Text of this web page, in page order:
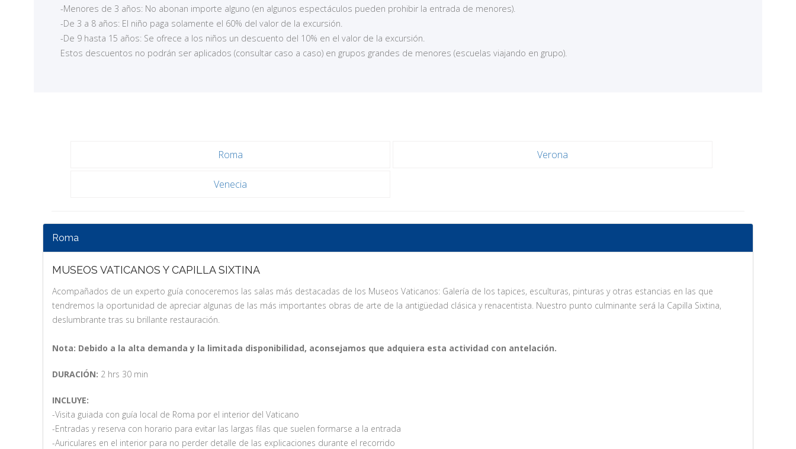
-Menores de 3 años: No abonan importe alguno (en algunos espectáculos pueden prohibir la entrada de menores).
-De 3 a 8 años: El niño paga solamente el 60% del valor de la excursión.
-De 9 hasta 15 años: Se ofrece a los niños un descuento del 10% en el valor de la excursión.
Estos descuentos no podrán ser aplicados (consultar caso a caso) en grupos grandes de menores (escuelas viajando en grupo).
Roma Verona
Venecia
Roma
MUSEOS VATICANOS Y CAPILLA SIXTINA
Acompañados de un experto guía conoceremos las salas más destacadas de los Museos Vaticanos: Galería de los tapices, esculturas, pinturas y otras estancias en las que
tendremos la oportunidad de apreciar algunas de las más importantes obras de arte de la antigüedad clásica y renacentista. Nuestro punto culminante será la Capilla Sixtina,
deslumbrante tras su brillante restauración.
Nota: Debido a la alta demanda y la limitada disponibilidad, aconsejamos que adquiera esta actividad con antelación.
DURACIÓN: 2 hrs 30 min
INCLUYE:
-Visita guiada con guía local de Roma por el interior del Vaticano
-Entradas y reserva con horario para evitar las largas filas que suelen formarse a la entrada
-Auriculares en el interior para no perder detalle de las explicaciones durante el recorrido